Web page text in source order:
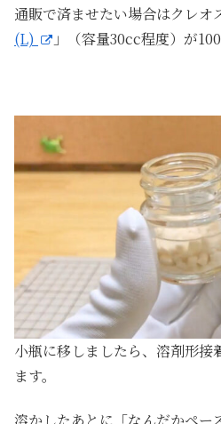
通販で済ませたい場合はクレオ
(L)
」（容量30cc程度）が
小瓶に移しましたら、溶剤形接
ます。